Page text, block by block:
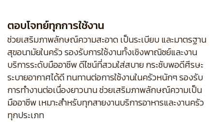
ตอบโจทย์ทุกการใช้งาน
ช่วยเสริมภาพลักษณ์ความสะอาด เป็นระเบียบ และมาตรฐาน
สุขอนามัยในครัว รองรับการใช้งานทั้งเชิงพาณิชย์และงาน
บริการระดับมืออาชีพ ดีไซน์ที่สวมใส่สบาย กระชับพอดีศีรษะ
ระบายอากาศได้ดี ทนทานต่อการใช้งานในครัวหนักๆ รองรับ
การทำงานต่อเนื่องยาวนาน ช่วยเสริมภาพลักษณ์ความเป็น
มืออาชีพ เหมาะสำหรับทุกสายงานบริการอาหารและงานครัว
ทุกประเภท